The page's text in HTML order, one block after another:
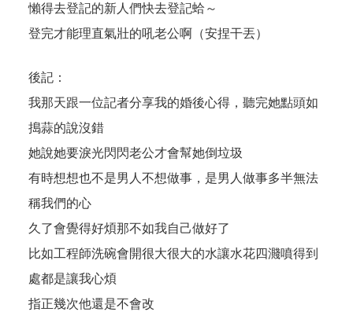
懶得去登記的新人們快去登記蛤～
登完才能理直氣壯的吼老公啊（安捏干丟）
後記：
我那天跟一位記者分享我的婚後心得，聽完她點頭如
搗蒜的說沒錯
她說她要淚光閃閃老公才會幫她倒垃圾
有時想想也不是男人不想做事，是男人做事多半無法
稱我們的心
久了會覺得好煩那不如我自己做好了
比如工程師洗碗會開很大很大的水讓水花四濺噴得到
處都是讓我心煩
指正幾次他還是不會改